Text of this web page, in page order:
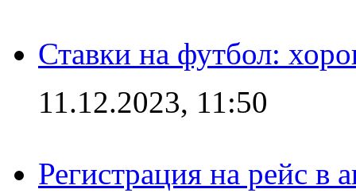
Ставки на футбол:
11.12.2023, 11:50
Регистрация на рейс в